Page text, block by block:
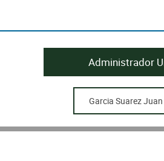
Administrador
Garcia Suarez